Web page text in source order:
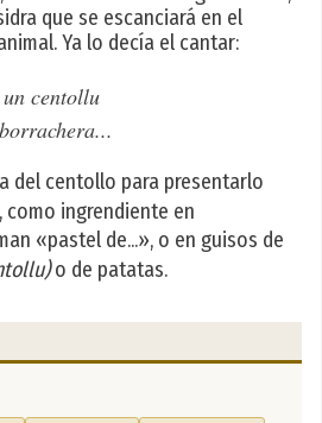
que se escanciará en el
Ya lo decía el cantar:
centollu
del centollo para presentarlo
, como ingrendiente en
«pastel de...», o en guisos de
o de patatas.